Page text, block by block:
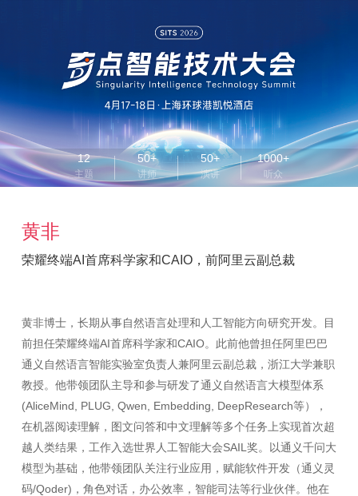
12
主题
50+
讲师
50+
演讲
1000+
听众
黄非
荣耀终端AI首席科学家和CAIO，前阿里云副总裁
黄非博士，长期从事自然语言处理和人工智能方向研究开发。目
前担任荣耀终端AI首席科学家和CAIO。此前他曾担任阿里巴巴
通义自然语言智能实验室负责人兼阿里云副总裁，浙江大学兼职
教授。他带领团队主导和参与研发了通义自然语言大模型体系
(AliceMind, PLUG, Qwen, Embedding, DeepResearch等），
在机器阅读理解，图文问答和中文理解等多个任务上实现首次超
越人类结果，工作入选世界人工智能大会SAIL奖。以通义千问大
模型为基础，他带领团队关注行业应用，赋能软件开发（通义灵
码/Qoder)，角色对话，办公效率，智能司法等行业伙伴。他在